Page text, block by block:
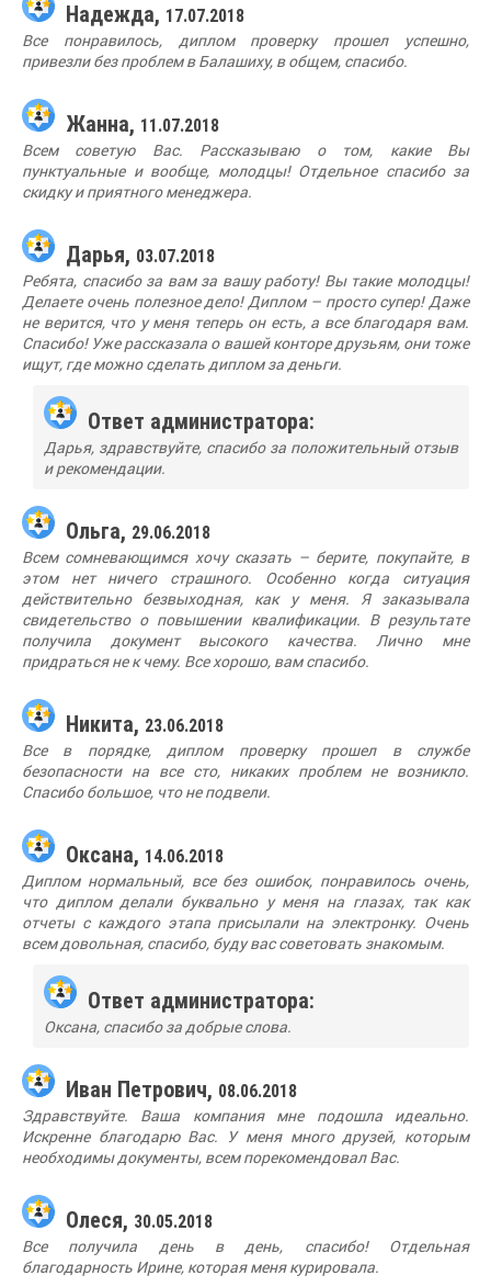
Надежда, 17.07.2018
Все понравилось, диплом проверку прошел успешно,
привезли без проблем в Балашиху, в общем, спасибо.
Жанна, 11.07.2018
Всем советую Вас. Рассказываю о том, какие Вы
пунктуальные и вообще, молодцы! Отдельное спасибо за
скидку и приятного менеджера.
Дарья, 03.07.2018
Ребята, спасибо за вам за вашу работу! Вы такие молодцы!
Делаете очень полезное дело! Диплом – просто супер! Даже
не верится, что у меня теперь он есть, а все благодаря вам.
Спасибо! Уже рассказала о вашей конторе друзьям, они тоже
ищут, где можно сделать диплом за деньги.
Ответ администратора:
Дарья, здравствуйте, спасибо за положительный отзыв
и рекомендации.
Ольга, 29.06.2018
Всем сомневающимся хочу сказать – берите, покупайте, в
этом нет ничего страшного. Особенно когда ситуация
действительно безвыходная, как у меня. Я заказывала
свидетельство о повышении квалификации. В результате
получила документ высокого качества. Лично мне
придраться не к чему. Все хорошо, вам спасибо.
Никита, 23.06.2018
Все в порядке, диплом проверку прошел в службе
безопасности на все сто, никаких проблем не возникло.
Спасибо большое, что не подвели.
Оксана, 14.06.2018
Диплом нормальный, все без ошибок, понравилось очень,
что диплом делали буквально у меня на глазах, так как
отчеты с каждого этапа присылали на электронку. Очень
всем довольная, спасибо, буду вас советовать знакомым.
Ответ администратора:
Оксана, спасибо за добрые слова.
Иван Петрович, 08.06.2018
Здравствуйте. Ваша компания мне подошла идеально.
Искренне благодарю Вас. У меня много друзей, которым
необходимы документы, всем порекомендовал Вас.
Олеся, 30.05.2018
Все получила день в день, спасибо! Отдельная
благодарность Ирине, которая меня курировала.